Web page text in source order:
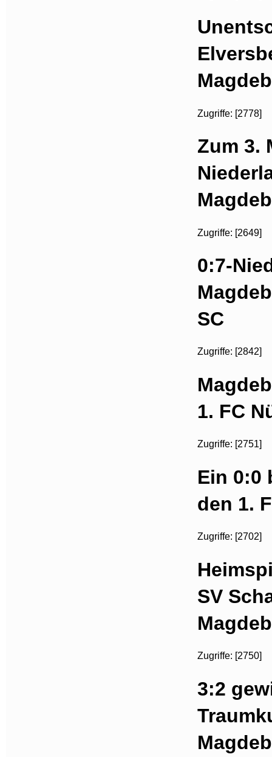
Zugriffe: [2778]
Zum 3.
Zugriffe: [2649]
0:7-
SC
Zugriffe: [2842]
1. FC
Zugriffe: [2751]
Ein 0:0
den 1.
Zugriffe: [2702]
SV
Zugriffe: [2750]
3:2